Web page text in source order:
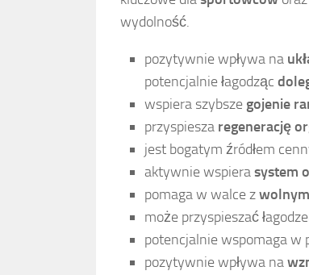
wydolność.
pozytywnie wpływa na
potencjalnie łagodząc
wspiera szybsze gojenie
przyspiesza regenerację
jest bogatym źródłem
aktywnie wspierasystem
pomaga w walce z
może przyspieszać
potencjalnie wspomaga w
pozytywnie wpływa na